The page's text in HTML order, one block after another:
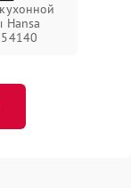
Hansa